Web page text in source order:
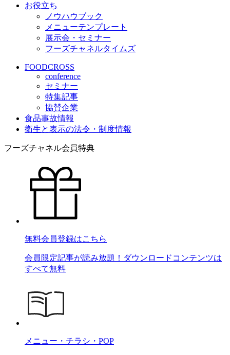
お役立ち
ノウハウブック
メニューテンプレート
展示会・セミナー
フーズチャネルタイムズ
FOODCROSS
conference
セミナー
特集記事
協賛企業
食品事故情報
衛生と表示の法令・制度情報
フーズチャネル会員特典
無料会員登録はこちら
会員限定記事が読み放題！ダウンロードコンテンツは
すべて無料
メニュー・チラシ・POP